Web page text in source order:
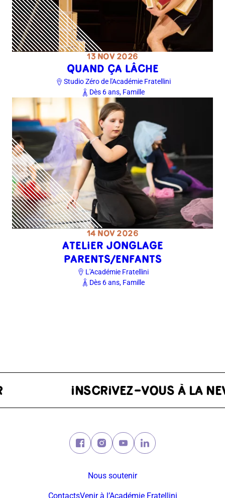
13 NOV 2026
QUAND ÇA LÂCHE
Studio Zéro de l'Académie Fratellini
Dès 6 ans, Famille
14 NOV 2026
ATELIER JONGLAGE
PARENTS/ENFANTS
L'Académie Fratellini
Dès 6 ans, Famille
Facebook (nouvelle fenêtre)
Instagram (nouvelle fenêtre)
Youtube (nouvelle fenêtre)
Linkedin (nouvelle
Nous soutenir
ContactsVenir à l’Académie Fratellini